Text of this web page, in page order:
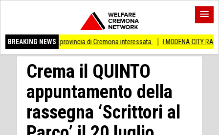
BREAKING NEWS
provincia di Cremona interessata. I MODENA CITY RAMBLERS
Crema il QUINTO
appuntamento della
rassegna ‘Scrittori al